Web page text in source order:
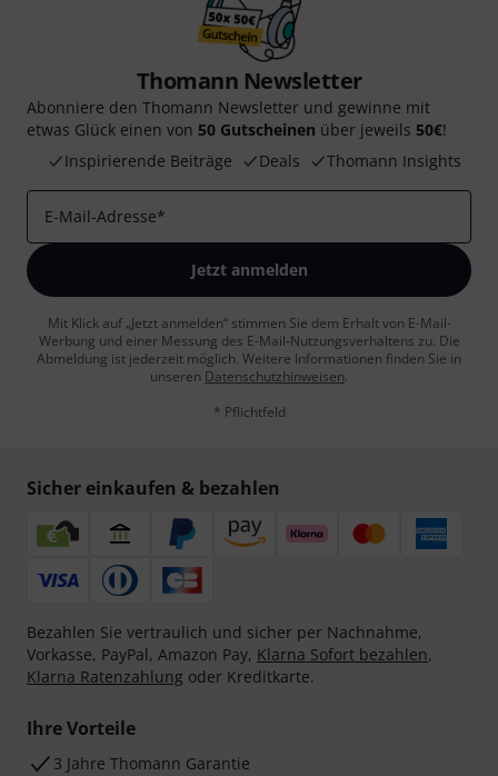
Thomann Newsletter
Abonniere den Thomann Newsletter und gewinne mit
etwas Glück einen von 50 Gutscheinen über jeweils 50€!
Inspirierende Beiträge
Deals Thomann Insights
E-Mail-Adresse*
Jetzt anmelden
Mit Klick auf „Jetzt anmelden“ stimmen Sie dem Erhalt von E-Mail-
Werbung und einer Messung des E-Mail-Nutzungsverhaltens zu. Die
Abmeldung ist jederzeit möglich. Weitere Informationen finden Sie in
unseren Datenschutzhinweisen.
* Pflichtfeld
Sicher einkaufen & bezahlen
Bezahlen Sie vertraulich und sicher per Nachnahme,
Vorkasse, PayPal, Amazon Pay, Klarna Sofort bezahlen,
Klarna Ratenzahlung oder Kreditkarte.
Ihre Vorteile
3 Jahre Thomann Garantie